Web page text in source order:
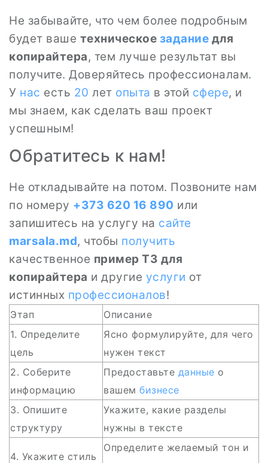
Не забывайте, что чем более подробным
будет ваше техническое задание для
копирайтера, тем лучше результат вы
получите. Доверяйтесь профессионалам.
У нас есть 20 лет опыта в этой сфере, и
мы знаем, как сделать ваш проект
успешным!
Обратитесь к нам!
Не откладывайте на потом. Позвоните нам
по номеру +373 620 16 890 или
запишитесь на услугу на сайте
marsala.md, чтобы получить
качественное пример ТЗ для
копирайтера и другие услуги от
истинных профессионалов!
Этап
Описание
1. Определите
цель
Ясно формулируйте, для чего
нужен текст
2. Соберите
информацию
Предоставьте данные о
вашем бизнесе
3. Опишите
структуру
Укажите, какие разделы
нужны в тексте
4. Укажите стиль
Определите желаемый тон и